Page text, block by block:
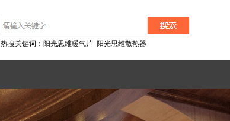
热搜关键词：阳光思维暖气片 阳光思维散热器